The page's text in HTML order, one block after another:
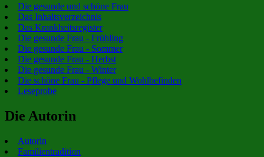
Die gesunde und schöne Frau
Das Inhaltsverzeichnis
Das Krankheitsregister
Die gesunde Frau - Frühling
Die gesunde Frau - Sommer
Die gesunde Frau - Herbst
Die gesunde Frau - Winter
Die schöne Frau - Pflege und Wohlbefinden
Leseprobe
Die Autorin
Autorin
Familientradition